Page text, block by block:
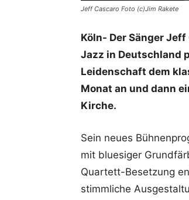
Jeff Cascaro Foto (c)Jim Rakete
Köln- Der Sänger
Jazz in Deutschland
Leidenschaft dem
Monat an und dann
Kirche.
Sein neues
mit bluesiger
Quartett-Besetzung
stimmliche